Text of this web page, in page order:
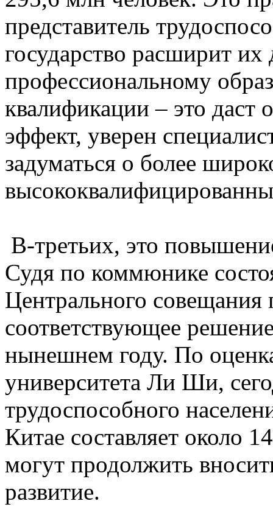
представитель
государство расширит
профессиональному
квалификации – это
эффект, уверен
задуматься о более
В-третьих, это
Судя по коммюнике
Центрального совещания
соответствующее
нынешнем году. По
университета Ли Ши,
трудоспособного
Китае составляет около
могут продолжить
развитие.